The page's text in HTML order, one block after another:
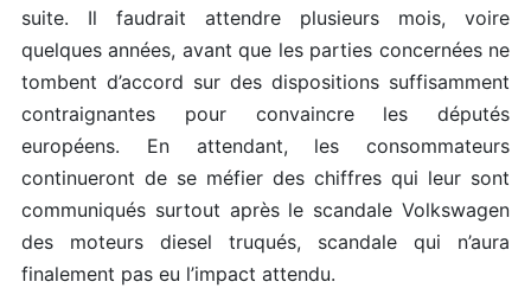
suite. Il faudrait attendre plusieurs mois, voire
quelques années, avant que les parties concernées ne
tombent d’accord sur des dispositions suffisamment
contraignantes pour convaincre les députés
européens. En attendant, les consommateurs
continueront de se méfier des chiffres qui leur sont
communiqués surtout après le scandale Volkswagen
des moteurs diesel truqués, scandale qui n’aura
finalement pas eu l’impact attendu.